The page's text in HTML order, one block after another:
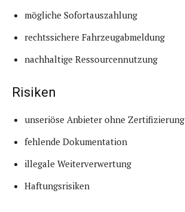
mögliche Sofortauszahlung
rechtssichere Fahrzeugabmeldung
nachhaltige Ressourcennutzung
Risiken
unseriöse Anbieter ohne Zertifizierung
fehlende Dokumentation
illegale Weiterverwertung
Haftungsrisiken